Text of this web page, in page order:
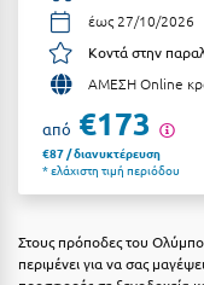
Κέρκυρα
Κεφαλονιά
Κοζάνη
Κοκκώνι Κορινθίας
Κόνιτσα
έως 27/10/2026
Κοντά στην
ΑΜΕΣΗ Online
από €173
€87 / διανυκτέρευση
* ελάχιστη τιμή περιόδου
Στους πρόποδες του
περιμένει για να σας